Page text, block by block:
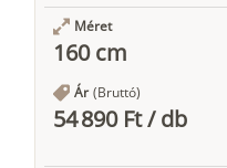
Méret
160 cm
Ár (Bruttó)
54 890 Ft/db